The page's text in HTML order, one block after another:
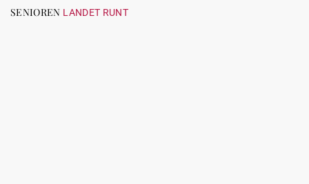
SENIOREN LANDET RUNT